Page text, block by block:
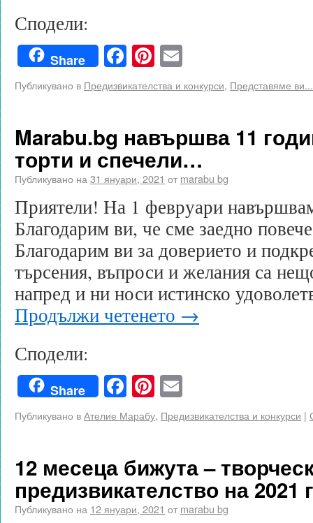
Сподели:
Share Facebook
Pinterest
Публикувано в Предизвикателства и конкурси, Представяме ви...
Marabu.bg навършва 11
торти и спечели…
Публикувано на 31 януари, 2021 от marabu bg
Приятели! На 1 февруари
Благодарим ви, че сме заедно
Благодарим ви за доверието и
търсения, въпроси и желания са
напред и ни носи истинско
Продължи четенето →
Сподели:
Share Facebook
Pinterest
Публикувано вАтелие Марабу, Предизвикателства и конкурси |
12 месеца бижута –
предизвикателство на 2021
Публикувано на 12 януари, 2021 от marabu bg